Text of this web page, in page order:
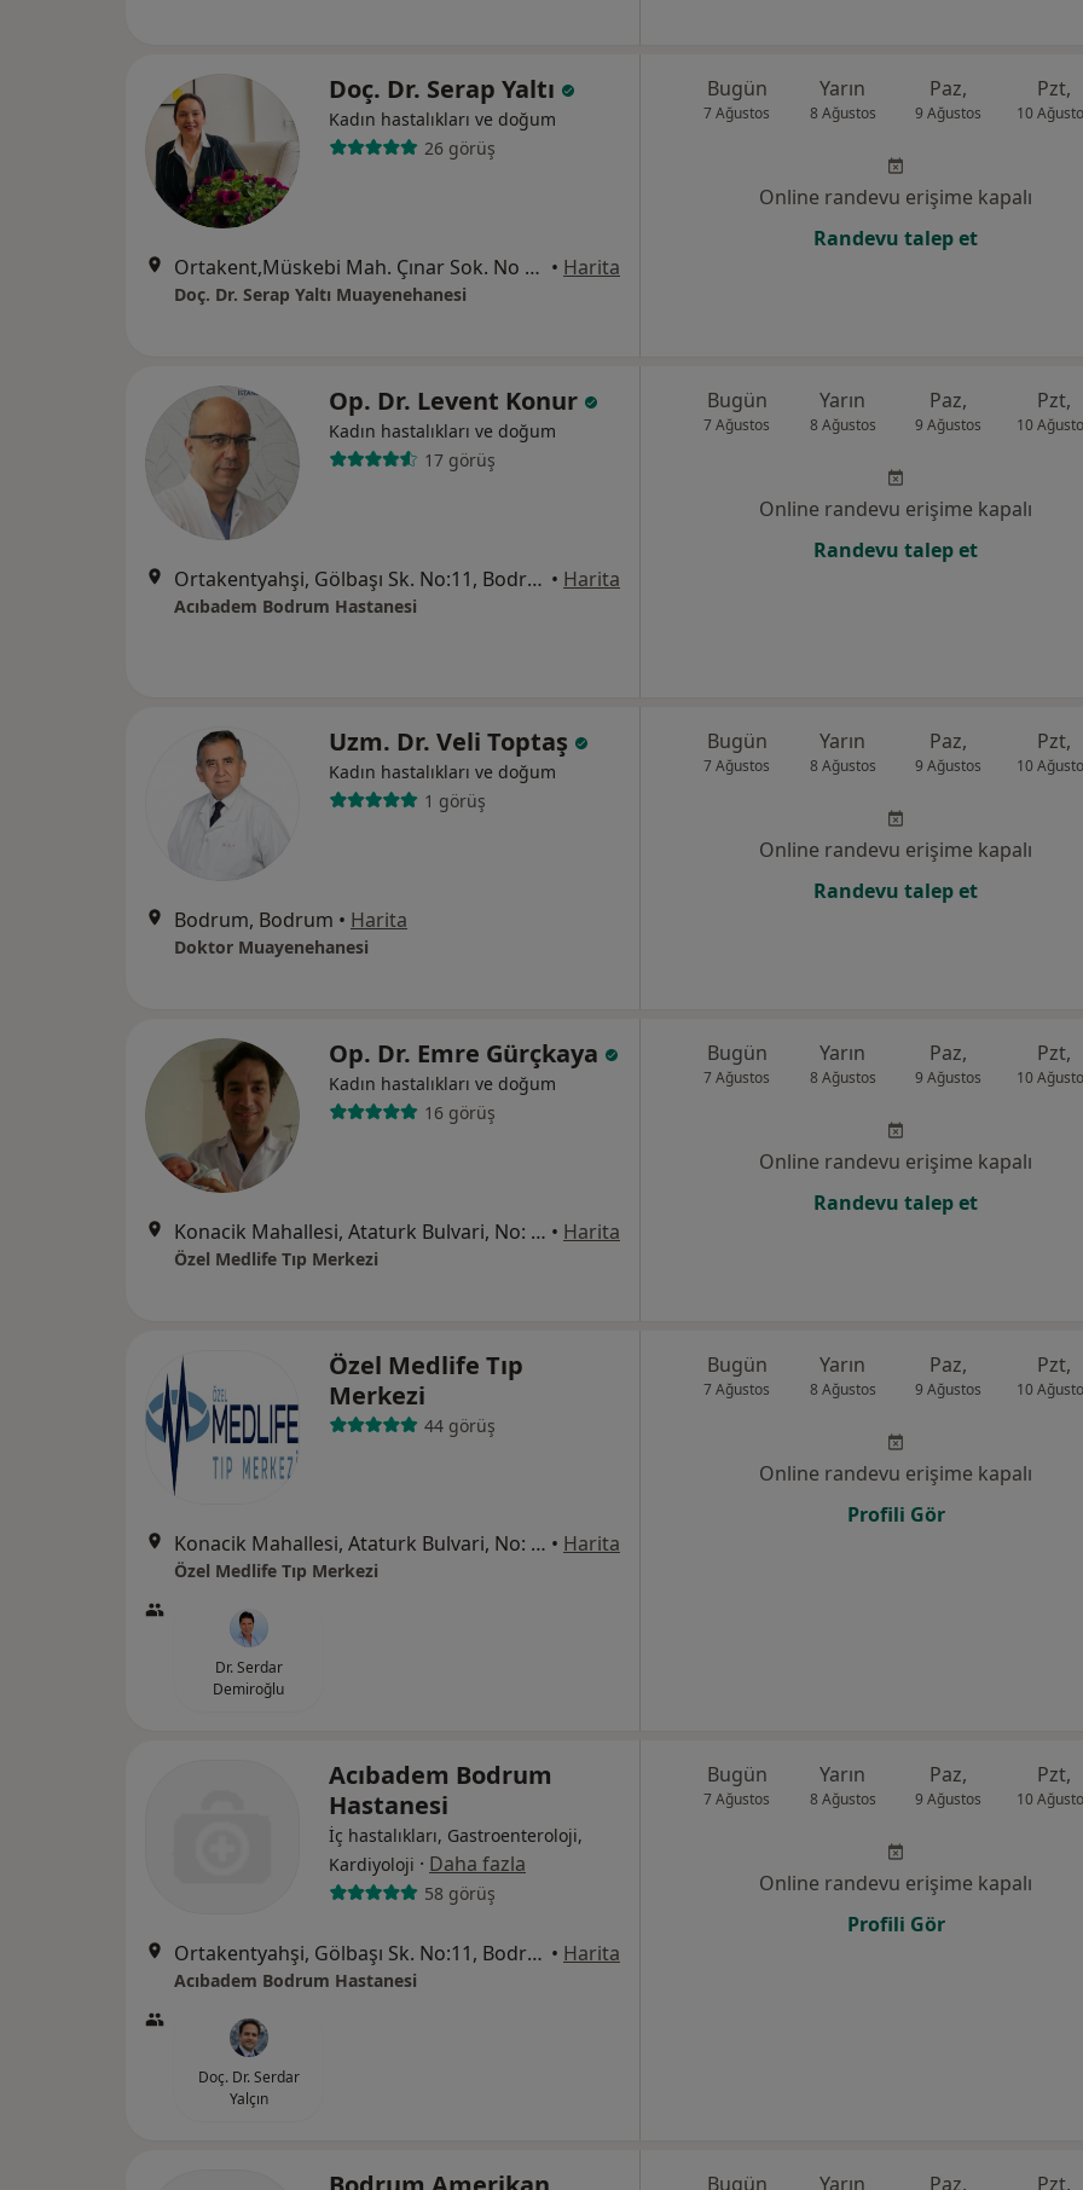
Doç. Dr. Serap Yaltı
Kadın hastalıkları ve doğum
26 görüş
Ortakent,Müskebi Mah. Çınar Sok. No 5 C Blok 3, Muğla • Harita
Doç. Dr. Serap Yaltı Muayenehanesi
Bugün
7 Ağustos
Yarın
8 Ağustos
Paz,
9 Ağustos
Pzt,
10
Online randevu erişime kapalı
Randevu talep et
Op. Dr. Levent Konur
Kadın hastalıkları ve doğum
17 görüş
Ortakentyahşi, Gölbaşı Sk. No:11, Bodrum • Harita
Acıbadem Bodrum Hastanesi
Bugün
7 Ağustos
Yarın
8 Ağustos
Paz,
9 Ağustos
Pzt,
10
Online randevu erişime kapalı
Randevu talep et
Uzm. Dr. Veli Toptaş
Kadın hastalıkları ve doğum
1 görüş
Bodrum, Bodrum • Harita
Doktor Muayenehanesi
Bugün
7 Ağustos
Yarın
8 Ağustos
Paz,
9 Ağustos
Pzt,
10
Online randevu erişime kapalı
Randevu talep et
Op. Dr. Emre Gürçkaya
Kadın hastalıkları ve doğum
16 görüş
Konacik Mahallesi, Ataturk Bulvari, No: 203/B Bodrum / MUGLA, Bodrum • Harita
Özel Medlife Tıp Merkezi
Bugün
7 Ağustos
Yarın
8 Ağustos
Paz,
9 Ağustos
Pzt,
10
Online randevu erişime kapalı
Randevu talep et
Özel Medlife Tıp
Merkezi
44 görüş
Konacik Mahallesi, Ataturk Bulvari, No: 203/B Bodrum / MUGLA, Bodrum • Harita
Özel Medlife Tıp Merkezi
Dr. Serdar
Demiroğlu
Bugün
7 Ağustos
Yarın
8 Ağustos
Paz,
9 Ağustos
Pzt,
10
Online randevu erişime kapalı
Profili Gör
Acıbadem Bodrum
Hastanesi
İç hastalıkları, Gastroenteroloji,
Kardiyoloji · Daha fazla
58 görüş
Ortakentyahşi, Gölbaşı Sk. No:11, Bodrum • Harita
Acıbadem Bodrum Hastanesi
Doç. Dr. Serdar
Yalçın
Bugün
7 Ağustos
Yarın
8 Ağustos
Paz,
9 Ağustos
Pzt,
10
Online randevu erişime kapalı
Profili Gör
Bugün Yarın Paz, Pzt,